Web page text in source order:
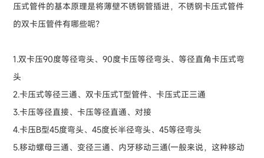
压式管件的基本原理是将薄壁不锈钢管插进，不锈钢卡压式管件
的双卡压管件有哪些呢？
1.双卡压90度等径弯头、90度卡压等径弯头、等径直角卡压式弯
头
2.卡压式等径三通、双卡压式T型管件、卡压式正三通
3.卡压等径直接、卡压等径直通、对接
4.卡压B型45度弯头、45度长半径弯头、45等径弯头
5.移动螺母三通、变径三通、内牙移动三通(一般来说，这种移动